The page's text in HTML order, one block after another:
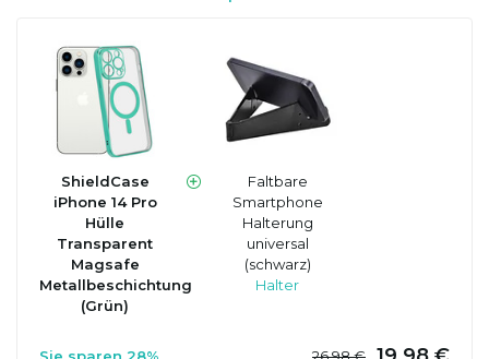
ShieldCase
iPhone 14 Pro
Hülle
Transparent
Magsafe
Metallbeschichtung
(Grün)
Faltbare
Smartphone
Halterung
universal
(schwarz)
Halter